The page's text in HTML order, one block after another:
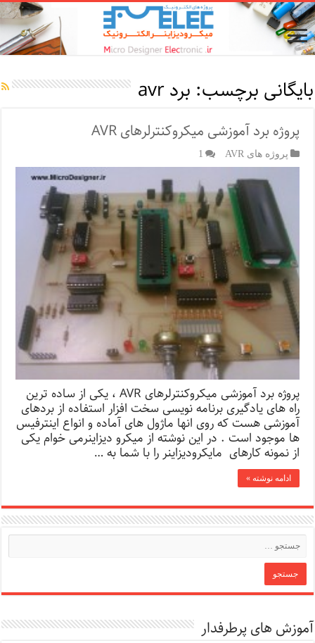
بایگانی برچسب: برد avr
پروژه برد آموزشی میکروکنترلرهای AVR
پروژه های AVR 1
پروژه برد آموزشی میکروکنترلرهای AVR ،‌ یکی از ساده ترین
راه های یادگیری برنامه نویسی سخت افزار استفاده از بردهای
آموزشی هست که روی انها ماژول های آماده و انواع اینترفیس
ها موجود است . در این نوشته از میکرو دیزاینرمی خوام یکی
از نمونه کارهای مایکرودیزاینر را با شما به …
ادامه نوشته »
آموزش های پرطرفدار